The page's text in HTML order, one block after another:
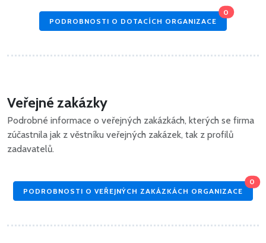
PODROBNOSTI O DOTACÍCH ORGANIZACE
0
Veřejné zakázky
Podrobné informace o veřejných zakázkách, kterých se firma
zúčastnila jak z věstníku veřejných zakázek, tak z profilů
zadavatelů.
PODROBNOSTI O VEŘEJNÝCH ZAKÁZKÁCH ORGANIZACE
0